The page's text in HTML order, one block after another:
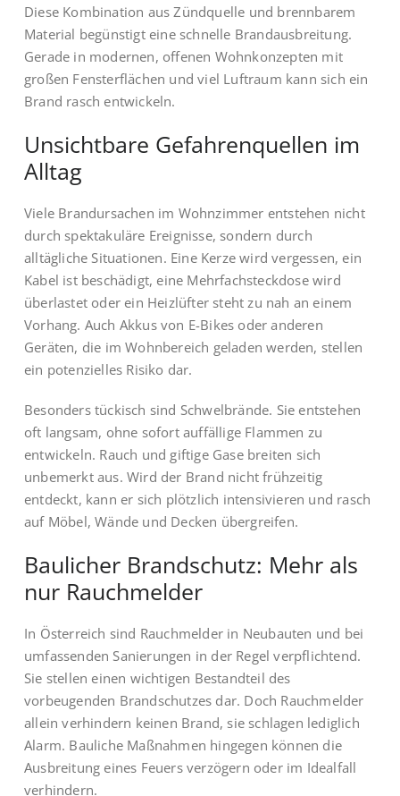
Diese Kombination aus Zündquelle und brennbarem
Material begünstigt eine schnelle Brandausbreitung.
Gerade in modernen, offenen Wohnkonzepten mit
großen Fensterflächen und viel Luftraum kann sich ein
Brand rasch entwickeln.
Unsichtbare Gefahrenquellen im
Alltag
Viele Brandursachen im Wohnzimmer entstehen nicht
durch spektakuläre Ereignisse, sondern durch
alltägliche Situationen. Eine Kerze wird vergessen, ein
Kabel ist beschädigt, eine Mehrfachsteckdose wird
überlastet oder ein Heizlüfter steht zu nah an einem
Vorhang. Auch Akkus von E-Bikes oder anderen
Geräten, die im Wohnbereich geladen werden, stellen
ein potenzielles Risiko dar.
Besonders tückisch sind Schwelbrände. Sie entstehen
oft langsam, ohne sofort auffällige Flammen zu
entwickeln. Rauch und giftige Gase breiten sich
unbemerkt aus. Wird der Brand nicht frühzeitig
entdeckt, kann er sich plötzlich intensivieren und rasch
auf Möbel, Wände und Decken übergreifen.
Baulicher Brandschutz: Mehr als
nur Rauchmelder
In Österreich sind Rauchmelder in Neubauten und bei
umfassenden Sanierungen in der Regel verpflichtend.
Sie stellen einen wichtigen Bestandteil des
vorbeugenden Brandschutzes dar. Doch Rauchmelder
allein verhindern keinen Brand, sie schlagen lediglich
Alarm. Bauliche Maßnahmen hingegen können die
Ausbreitung eines Feuers verzögern oder im Idealfall
verhindern.